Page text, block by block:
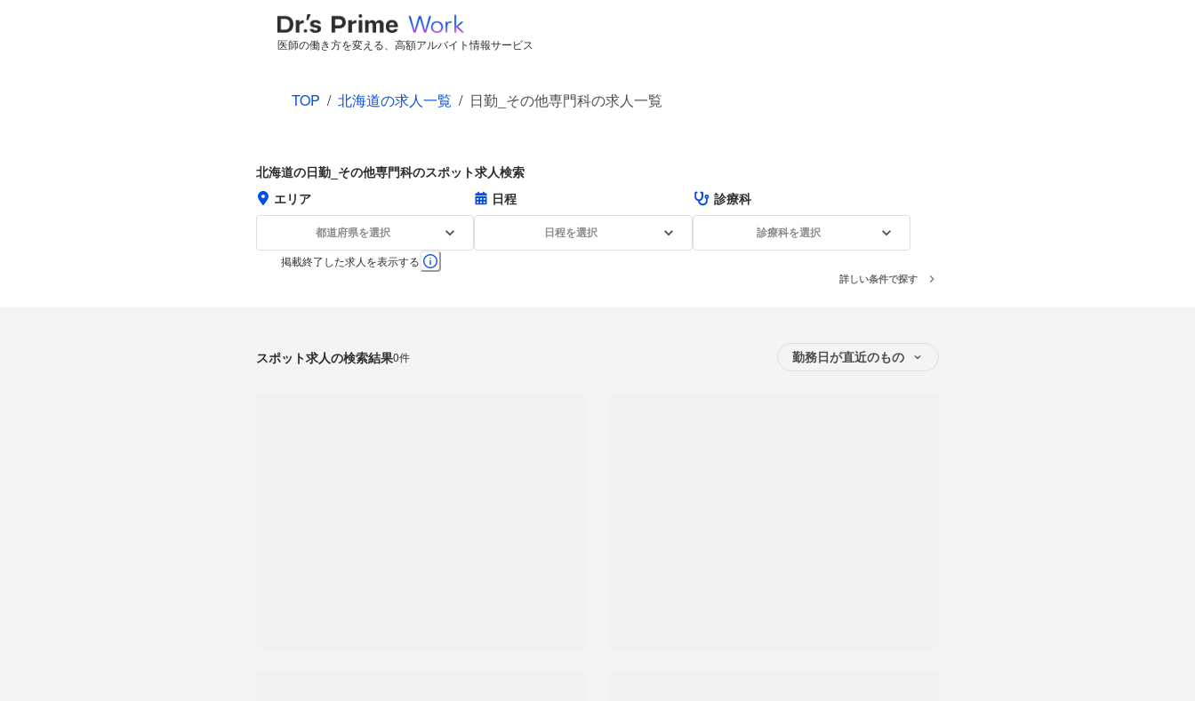
医師の働き方を変える、高額アルバイト情報サービス
TOP / 北海道の求人一覧 / 日勤_その他専門科の求人一覧
北海道の日勤_その他専門科のスポット求人検索
エリア
都道府県を選択
日程
日程を選択
診療科
診療科を選択
掲載終了した求人を表示する
詳しい条件で探す
スポット求人の検索結果0件 勤務日が直近のもの